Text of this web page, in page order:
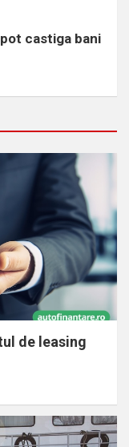
castiga bani
de leasing